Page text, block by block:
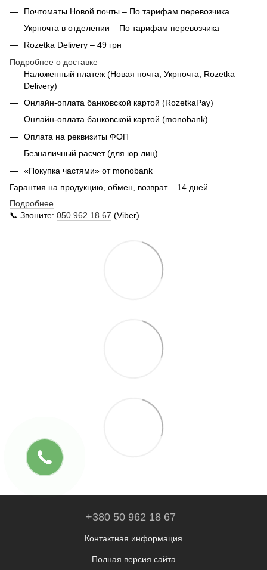
Почтоматы Новой почты – По тарифам перевозчика
Укрпочта в отделении – По тарифам перевозчика
Rozetka Delivery – 49 грн
Подробнее о доставке
Наложенный платеж (Новая почта, Укрпочта, Rozetka
Delivery)
Онлайн-оплата банковской картой (RozetkaPay)
Онлайн-оплата банковской картой (monobank)
Оплата на реквизиты ФОП
Безналичный расчет (для юр.лиц)
«Покупка частями» от monobank
Гарантия на продукцию, обмен, возврат – 14 дней.
Подробнее
📞 Звоните: 050 962 18 67 (Viber)
+380 50 962 18 67
Контактная информация
Полная версия сайта